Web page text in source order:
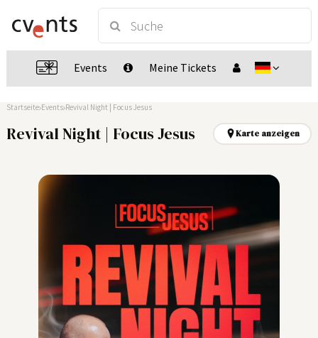
Events Meine Tickets
Startseite Events Revival Night | Focus Jesus
Revival Night | Focus Jesus Karte anzeigen